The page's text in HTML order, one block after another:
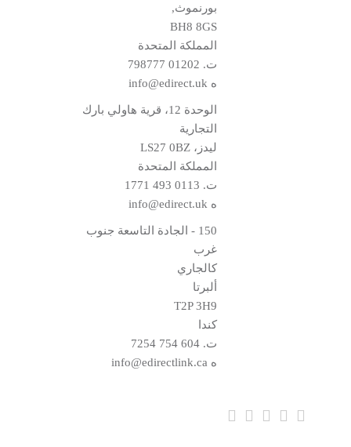
بورنموث,
BH8 8GS
المملكة المتحدة
ت. 01202 798777
ه info@edirect.uk
الوحدة 12، قرية هاولي بارك
التجارية
ليدز، LS27 0BZ
المملكة المتحدة
ت. 0113 493 1771
ه info@edirect.uk
150 - الجادة التاسعة جنوب
غرب
كالجاري
ألبرتا
T2P 3H9
كندا
ت.604 754 7254
ه info@edirectlink.ca